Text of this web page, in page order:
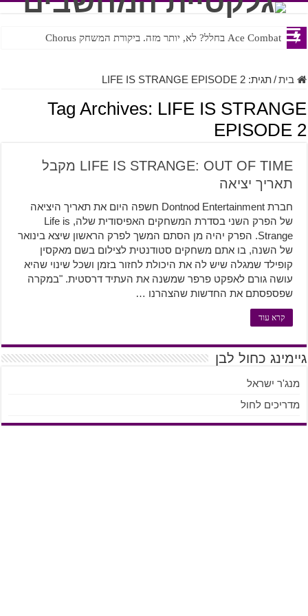
Ace Combat בחלל? לא, יותר מזה. ביקורת המשחק Chorus
Steven Universe והשירים שתורגמו בצורה נוראית לעברית
בית/תגית:LIFE IS STRANGE EPISODE 2
Tag Archives: LIFE IS STRANGE
EPISODE 2
LIFE IS STRANGE: OUT OF TIME מקבל
תאריך יציאה
חברת Dontnod Entertainment חשפה היום את תאריך היציאה
של הפרק השני בסדרת המשחקים האפיסודית שלה, Life is
Strange. הפרק יהיה מן הסתם המשך לפרק הראשון שיצא בינואר
של השנה, בו אתם משחקים סטודנטית לצילום בשם מאקסין
קופילד שמגלה שיש לה את היכולת לחזור בזמן ושכל שינוי שהיא
עושה גורם לאפקט פרפר שמשנה את העתיד דרסטית. "במקרה
שפספסתם את החדשות שהצהרנו …
קרא עוד
גיימינג כחול לבן
מנג'ר ישראל
מדריכים לחול